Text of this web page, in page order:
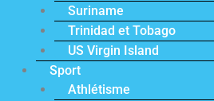
Suriname
Trinidad et Tobago
US Virgin Island
Sport
Athlétisme